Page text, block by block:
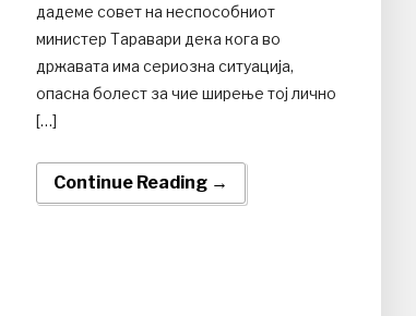
дадеме совет на неспособниот
министер Таравари дека кога во
државата има сериозна ситуација,
опасна болест за чие ширење тој лично
[…]
Continue Reading →